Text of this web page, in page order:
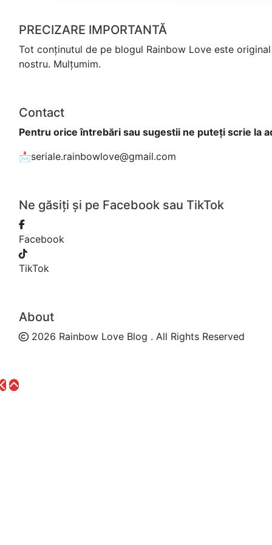
PRECIZARE IMPORTANTĂ
Tot conținutul de pe blogul Rainbow Love este
nostru. Mulțumim.
Contact
Pentru orice întrebări sau sugestii ne puteți scrie la
📩seriale.rainbowlove@gmail.com
Ne găsiți și pe Facebook sau TikTok
Facebook
TikTok
About
2026 Rainbow Love Blog . All Rights Reserved